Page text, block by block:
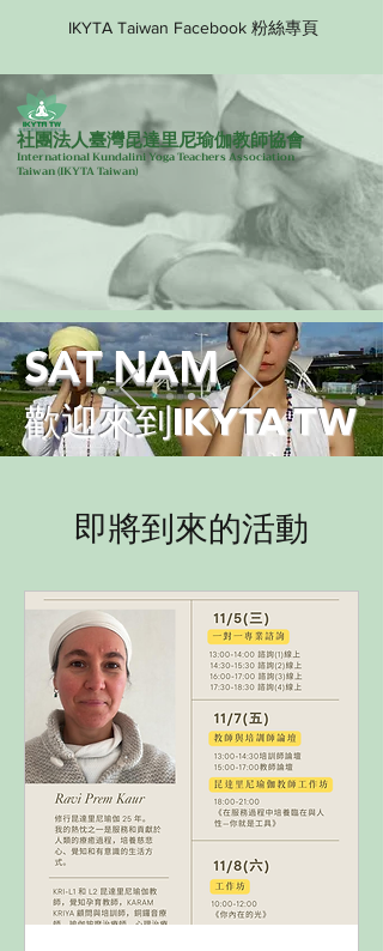
IKYTA Taiwan Facebook 粉絲專頁
社團法人臺灣昆達里尼瑜伽教師協會
International Kundalini Yoga Teachers Association
Taiwan(IKYTA Taiwan)
SAT NAM
歡迎來到IKYTA TW
即將到來的活動